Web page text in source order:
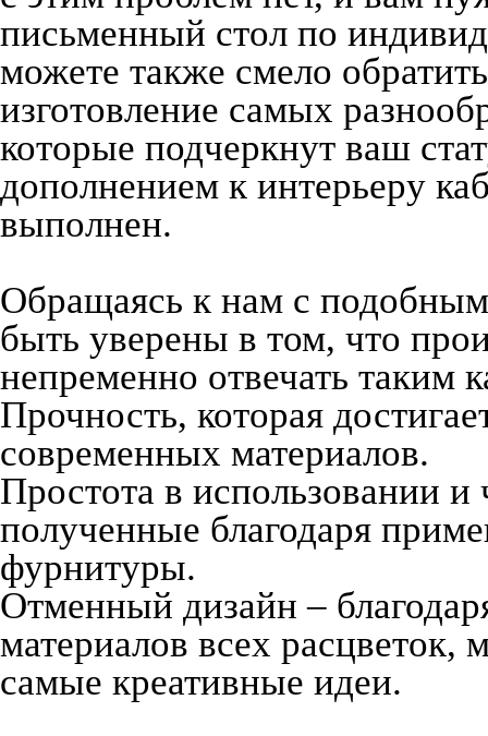
письменный стол по
можете также смело
изготовление самых
которые подчеркнут ваш
дополнением к интерьеру
выполнен.
Обращаясь к нам с
быть уверены в том, что
непременно отвечать таким
Прочность, которая
современных материалов.
Простота в использовании и
полученные благодаря
фурнитуры.
Отменный дизайн –
материалов всех
самые креативные идеи.